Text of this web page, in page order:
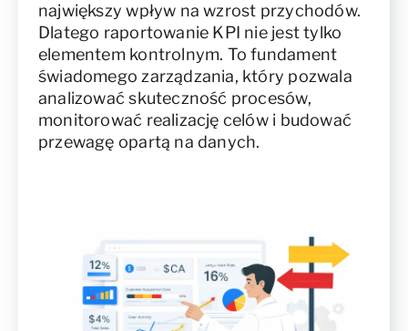
największy wpływ na wzrost przychodów.
Dlatego raportowanie KPI nie jest tylko
elementem kontrolnym. To fundament
świadomego zarządzania, który pozwala
analizować skuteczność procesów,
monitorować realizację celów i budować
przewagę opartą na danych.